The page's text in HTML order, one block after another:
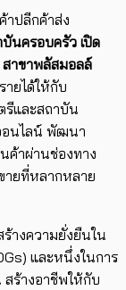
าปลีกค้าส่ง
นครอบครัว เปิด
สาขาพลัสมอลล์
ายได้ให้กับ
รีและสถาบัน
อนไลน์ พัฒนา
ค้าผ่านช่องทาง
ายที่หลากหลาย
างความยั่งยืนใน
และหนึ่งในการ
สร้างอาชีพให้กับ